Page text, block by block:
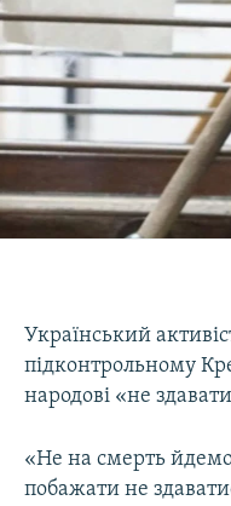
Український
підконтрольному
народові «не
«Не на смерть
побажати не